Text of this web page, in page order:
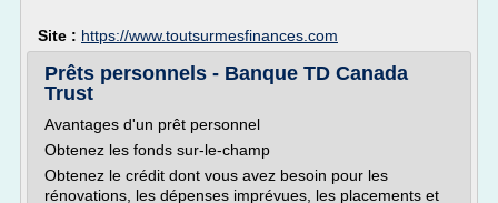
Site : https://www.toutsurmesfinances.com
Prêts personnels - Banque TD Canada
Trust
Avantages d'un prêt personnel
Obtenez les fonds sur-le-champ
Obtenez le crédit dont vous avez besoin pour les
rénovations, les dépenses imprévues, les placements et